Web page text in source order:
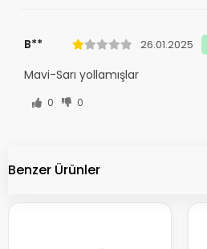
B** 26.01.2025
Mavi-Sarı yollamışlar
0 0
Benzer Ürünler